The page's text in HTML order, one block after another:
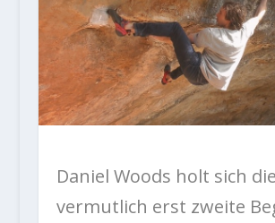
Daniel Woods holt sich die
vermutlich erst zweite